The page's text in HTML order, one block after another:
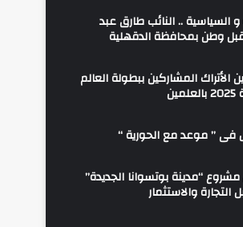
السياسية .. النائب طارق عبد
وطن بمحافظة الدقهلية
الأتراك المشاركين ببطولة العالم
فى ” موعد مع الحورية “
مشروع “مدينة بوتسوانا الجديدة”
والاستثمار